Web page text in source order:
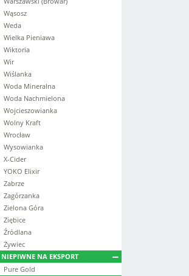
Wąsosz
Weda
Wielka Pieniawa
Wiktoria
Wir
Wiślanka
Woda Mineralna
Woda Nachmielona
Wojcieszowianka
Wolny Kraft
Wrocław
Wysowianka
X-Cider
YOKO Elixir
Zabrze
Zagórzanka
Zielona Góra
Ziębice
Źródlana
Żywiec
NIEPIWNE NA EKSPORT
Pure Gold